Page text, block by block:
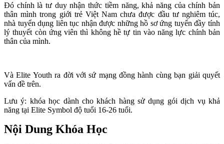
Đó chính là tư duy nhận thức tiềm năng, khả năng của chính bản
thân mình trong giới trẻ Việt Nam chưa được đầu tư nghiêm túc,
nhà tuyển dụng liên tục nhận được những hồ sơ ứng tuyển đầy tính
lý thuyết còn ứng viên thì không hề tự tin vào năng lực chính bản
thân của mình.
Và Elite Youth ra đời với sứ mạng đồng hành cùng bạn giải quyết
vấn đề trên.
Lưu ý: khóa học dành cho khách hàng sử dụng gói dịch vụ khả
năng tại Elite Symbol độ tuổi 16-26 tuổi.
Nội Dung Khóa Học